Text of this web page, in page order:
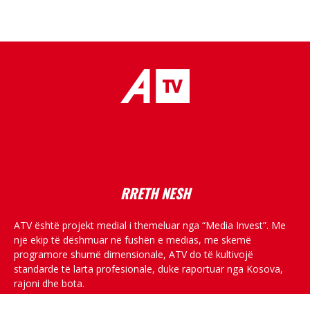
RRETH NESH
ATV është projekt medial i themeluar nga “Media Invest”. Me
një ekip të dëshmuar në fushën e medias, me skemë
programore shumë dimensionale, ATV do të kultivojë
standarde të larta profesionale, duke raportuar nga Kosova,
rajoni dhe bota.